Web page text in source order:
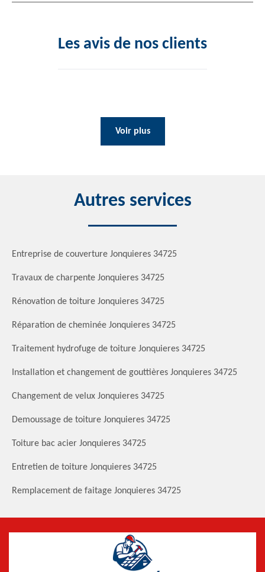
Les avis de nos clients
Voir plus
Autres services
Entreprise de couverture Jonquieres 34725
Travaux de charpente Jonquieres 34725
Rénovation de toiture Jonquieres 34725
Réparation de cheminée Jonquieres 34725
Traitement hydrofuge de toiture Jonquieres 34725
Installation et changement de gouttières Jonquieres 34725
Changement de velux Jonquieres 34725
Demoussage de toiture Jonquieres 34725
Toiture bac acier Jonquieres 34725
Entretien de toiture Jonquieres 34725
Remplacement de faitage Jonquieres 34725